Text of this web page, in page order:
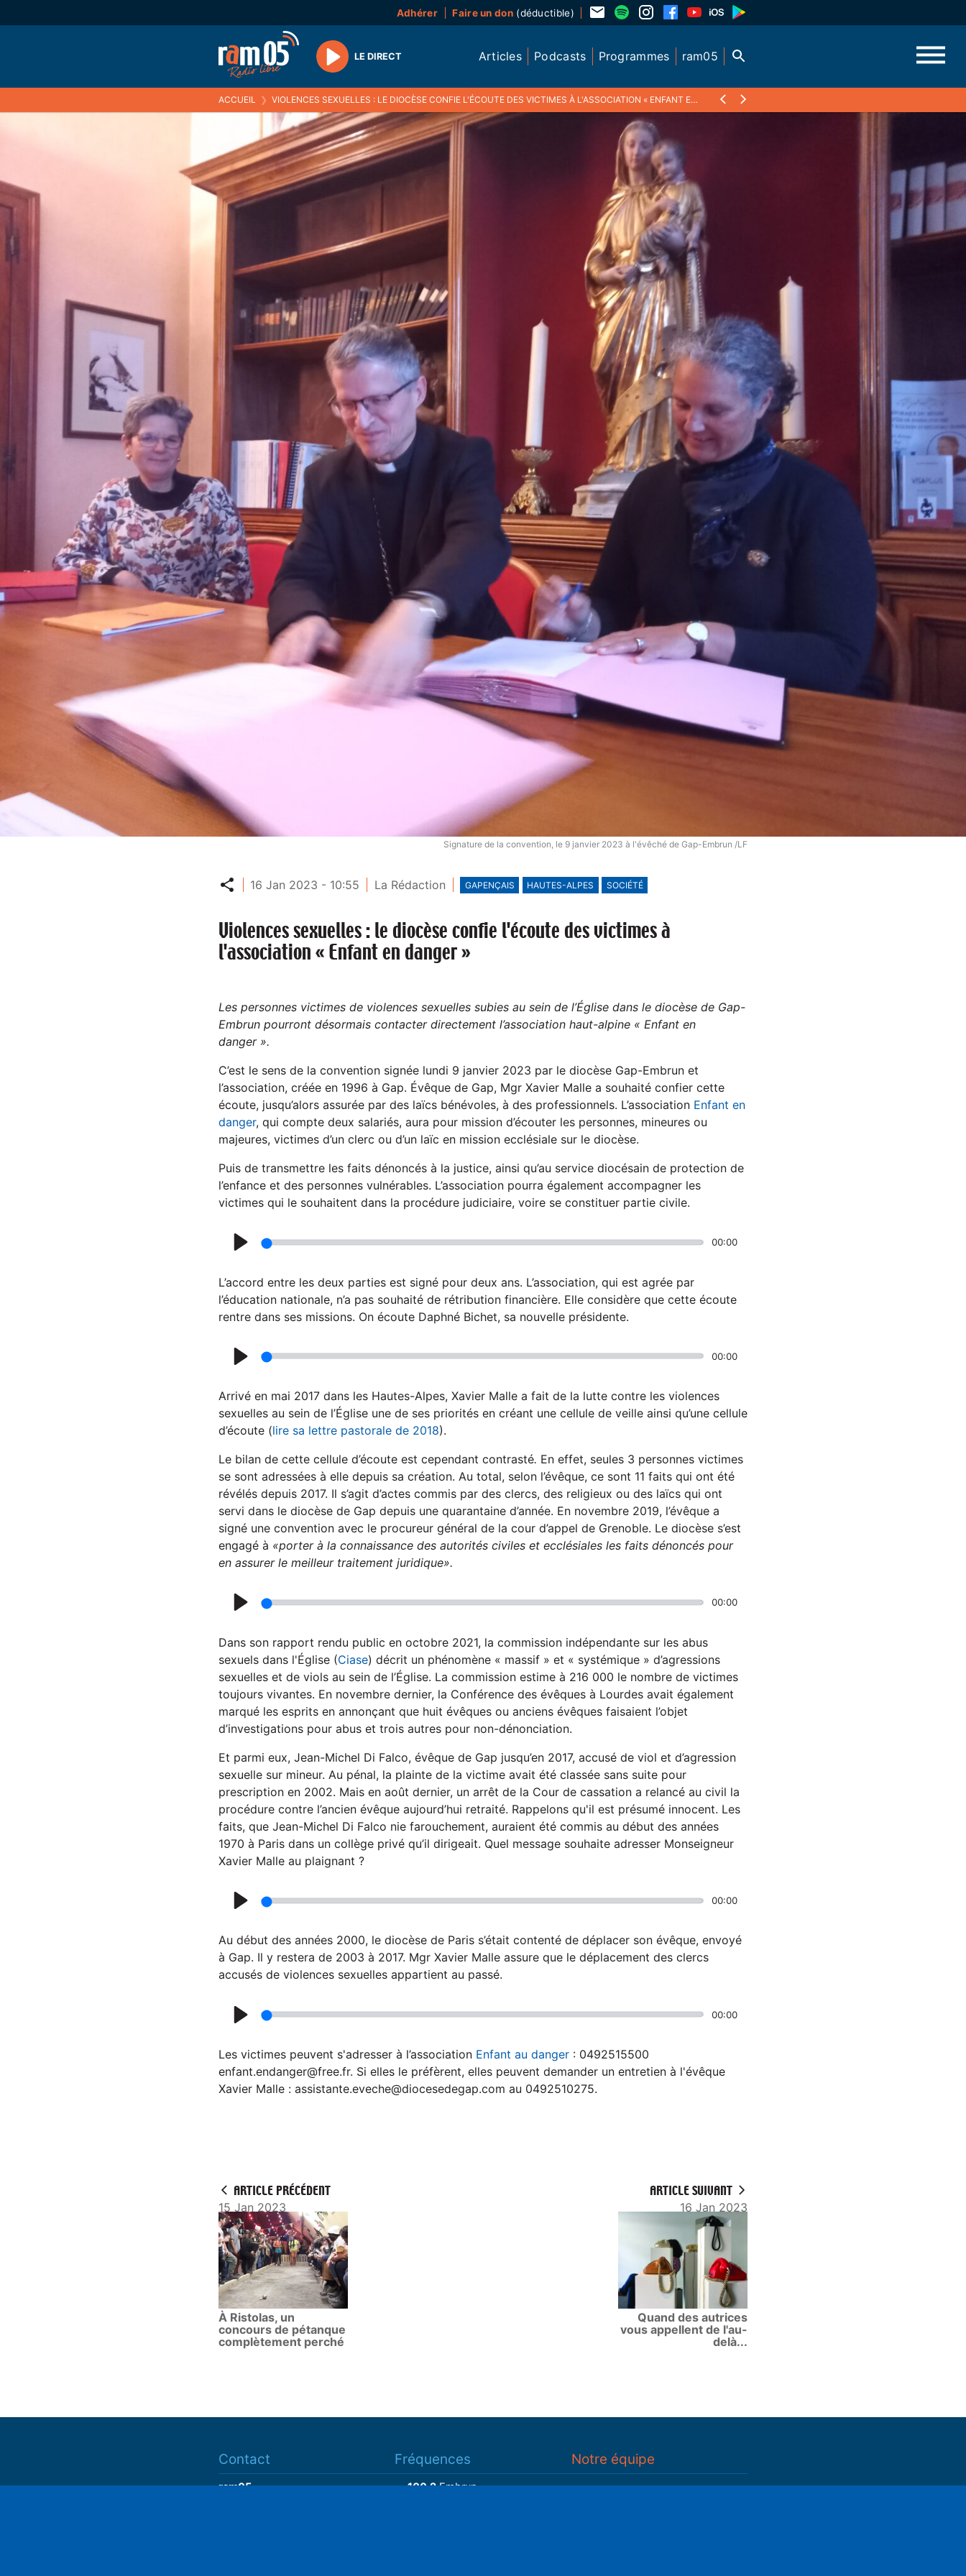
Adhérer Faire un don(déductible)
Play
LE DIRECT Articles Podcasts Programmes ram05
ACCUEIL ❯ VIOLENCES SEXUELLES : LE DIOCÈSE CONFIE L'ÉCOUTE DES VICTIMES À L'ASSOCIATION « ENFANT EN DANGER »
Signature de la convention, le 9 janvier 2023 à l'évêché de Gap-Embrun /LF
Partager
16 Jan 2023 - 10:55 La Rédaction GAPENÇAIS HAUTES-ALPES SOCIÉTÉ
Violences sexuelles : le diocèse confie l'écoute des victimes à
l'association « Enfant en danger »
Les personnes victimes de violences sexuelles subies au sein de l’Église dans le diocèse de Gap-
Embrun pourront désormais contacter directement l’association haut-alpine « Enfant en
danger ».
C’est le sens de la convention signée lundi 9 janvier 2023 par le diocèse Gap-Embrun et
l’association, créée en 1996 à Gap. Évêque de Gap, Mgr Xavier Malle a souhaité confier cette
écoute, jusqu’alors assurée par des laïcs bénévoles, à des professionnels. L’association Enfant en
danger, qui compte deux salariés, aura pour mission d’écouter les personnes, mineures ou
majeures, victimes d’un clerc ou d’un laïc en mission ecclésiale sur le diocèse.
Puis de transmettre les faits dénoncés à la justice, ainsi qu’au service diocésain de protection de
l’enfance et des personnes vulnérables. L’association pourra également accompagner les
victimes qui le souhaitent dans la procédure judiciaire, voire se constituer partie civile.
l
a
y
00:00
L’accord entre les deux parties est signé pour deux ans. L’association, qui est agrée par
l’éducation nationale, n’a pas souhaité de rétribution financière. Elle considère que cette écoute
rentre dans ses missions. On écoute Daphné Bichet, sa nouvelle présidente.
l
a
y
00:00
Arrivé en mai 2017 dans les Hautes-Alpes, Xavier Malle a fait de la lutte contre les violences
sexuelles au sein de l’Église une de ses priorités en créant une cellule de veille ainsi qu’une cellule
d’écoute (lire sa lettre pastorale de 2018).
Le bilan de cette cellule d’écoute est cependant contrasté. En effet, seules 3 personnes victimes
se sont adressées à elle depuis sa création. Au total, selon l’évêque, ce sont 11 faits qui ont été
révélés depuis 2017. Il s’agit d’actes commis par des clercs, des religieux ou des laïcs qui ont
servi dans le diocèse de Gap depuis une quarantaine d’année. En novembre 2019, l’évêque a
signé une convention avec le procureur général de la cour d’appel de Grenoble. Le diocèse s’est
engagé à «porter à la connaissance des autorités civiles et ecclésiales les faits dénoncés pour
en assurer le meilleur traitement juridique».
l
a
y
00:00
Dans son rapport rendu public en octobre 2021, la commission indépendante sur les abus
sexuels dans l'Église (Ciase) décrit un phénomène « massif » et « systémique » d’agressions
sexuelles et de viols au sein de l’Église. La commission estime à 216 000 le nombre de victimes
toujours vivantes. En novembre dernier, la Conférence des évêques à Lourdes avait également
marqué les esprits en annonçant que huit évêques ou anciens évêques faisaient l’objet
d’investigations pour abus et trois autres pour non-dénonciation.
Et parmi eux, Jean-Michel Di Falco, évêque de Gap jusqu’en 2017, accusé de viol et d’agression
sexuelle sur mineur. Au pénal, la plainte de la victime avait été classée sans suite pour
prescription en 2002. Mais en août dernier, un arrêt de la Cour de cassation a relancé au civil la
procédure contre l’ancien évêque aujourd’hui retraité. Rappelons qu'il est présumé innocent. Les
faits, que Jean-Michel Di Falco nie farouchement, auraient été commis au début des années
1970 à Paris dans un collège privé qu’il dirigeait. Quel message souhaite adresser Monseigneur
Xavier Malle au plaignant ?
l
a
y
00:00
Au début des années 2000, le diocèse de Paris s’était contenté de déplacer son évêque, envoyé
à Gap. Il y restera de 2003 à 2017. Mgr Xavier Malle assure que le déplacement des clercs
accusés de violences sexuelles appartient au passé.
l
a
y
00:00
Les victimes peuvent s'adresser à l’association Enfant au danger : 0492515500
enfant.endanger@free.fr. Si elles le préfèrent, elles peuvent demander un entretien à l'évêque
Xavier Malle : assistante.eveche@diocesedegap.com au 0492510275.
ARTICLE PRÉCÉDENT
15 Jan 2023
À Ristolas, un
concours de pétanque
complètement perché
ARTICLE SUIVANT
16 Jan 2023
Quand des autrices
vous appellent de l'au-
delà...
Contact
ram05
Fréquences
100.2Embrun
Notre équipe